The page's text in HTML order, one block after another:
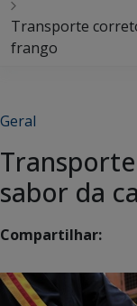
Transporte
frango
Geral
sabor da
Compartilhar: